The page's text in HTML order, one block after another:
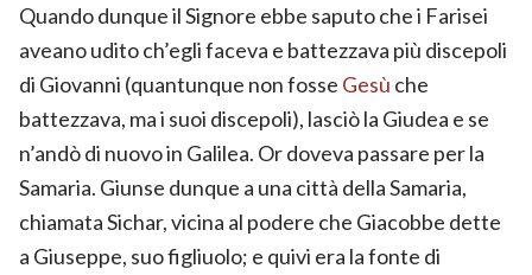
Quando dunque il Signore ebbe saputo che i Farisei
aveano udito ch’egli faceva e battezzava più discepoli
di Giovanni (quantunque non fosse Gesù che
battezzava, ma i suoi discepoli), lasciò la Giudea e se
n’andò di nuovo in Galilea. Or doveva passare per la
Samaria. Giunse dunque a una città della Samaria,
chiamata Sichar, vicina al podere che Giacobbe dette
a Giuseppe, suo figliuolo; e quivi era la fonte di